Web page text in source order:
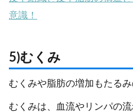
意識！
5)むくみ
むくみや脂肪の増加もたるみ
むくみは、血流やリンパの